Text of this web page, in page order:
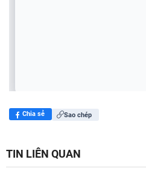
Chia sẻ Sao chép
TIN LIÊN QUAN